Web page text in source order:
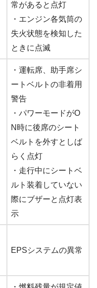
常があると点灯
・エンジン各気筒の
失火状態を検知した
ときに点滅
・運転席、助手席シ
ートベルトの非着用
警告
・パワーモードがO
N時に後席のシート
ベルトを外すとしば
らく点灯
・走行中にシートベ
ルト装着していない
際にブザーと点灯表
示
EPSシステムの異常